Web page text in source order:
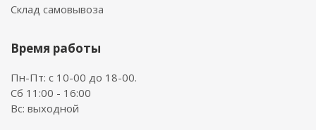
Склад самовывоза
Время работы
Пн-Пт: с 10-00 до 18-00.
Сб 11:00 - 16:00
Вс: выходной